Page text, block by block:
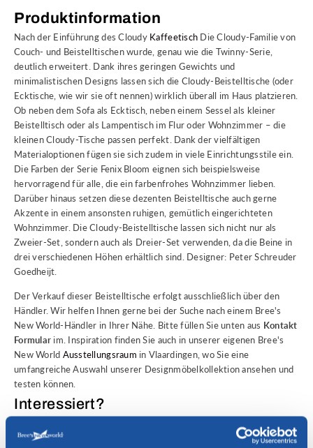
Produktinformation
Nach der Einführung des Cloudy Kaffeetisch Die Cloudy-Familie von
Couch- und Beistelltischen wurde, genau wie die Twinny-Serie,
deutlich erweitert. Dank ihres geringen Gewichts und
minimalistischen Designs lassen sich die Cloudy-Beistelltische (oder
Ecktische, wie wir sie oft nennen) wirklich überall im Haus platzieren.
Ob neben dem Sofa als Ecktisch, neben einem Sessel als kleiner
Beistelltisch oder als Lampentisch im Flur oder Wohnzimmer – die
kleinen Cloudy-Tische passen perfekt. Dank der vielfältigen
Materialoptionen fügen sie sich zudem in viele Einrichtungsstile ein.
Die Farben der Serie Fenix Bloom eignen sich beispielsweise
hervorragend für alle, die ein farbenfrohes Wohnzimmer lieben.
Darüber hinaus setzen diese dezenten Beistelltische auch gerne
Akzente in einem ansonsten ruhigen, gemütlich eingerichteten
Wohnzimmer. Die Cloudy-Beistelltische lassen sich nicht nur als
Zweier-Set, sondern auch als Dreier-Set verwenden, da die Beine in
drei verschiedenen Höhen erhältlich sind. Designer: Peter Schreuder
Goedheijt.
Der Verkauf dieser Beistelltische erfolgt ausschließlich über den
Händler. Wir helfen Ihnen gerne bei der Suche nach einem Bree's
New World-Händler in Ihrer Nähe. Bitte füllen Sie unten aus Kontakt
Formularim. Inspiration finden Sie auch in unserer eigenen Bree's
New World Ausstellungsraum in Vlaardingen, wo Sie eine
umfangreiche Auswahl unserer Designmöbelkollektion ansehen und
testen können.
Interessiert?
Bei Fragen oder um einen Bree's New World Händler in Ihrer Nähe zu
finden, kontaktieren Sie uns bitte!